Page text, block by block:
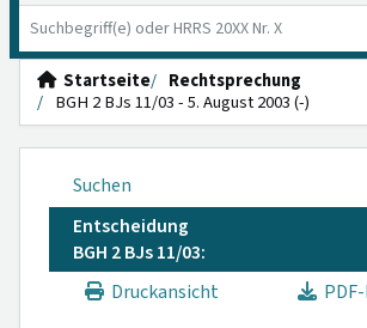
Startseite
Rechtsprechung
BGH 2 BJs 11/03 - 5. August 2003 (-)
Suchen
Entscheidung
BGH 2 BJs 11/03:
Druckansicht